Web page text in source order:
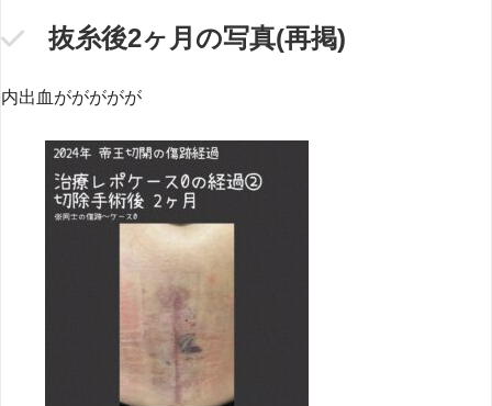
抜糸後2ヶ月の写真(再掲)
内出血ががががが